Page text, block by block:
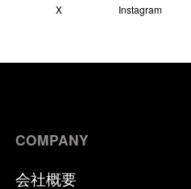
X Instagram
COMPANY
会社概要